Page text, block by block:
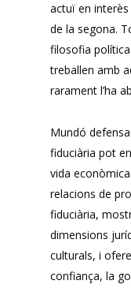
actuï en
de la segona.
filosofia
treballen amb
rarament l’ha
Mundó
fiduciària pot
vida
relacions de
fiduciària,
dimensions
culturals, i
confiança, la